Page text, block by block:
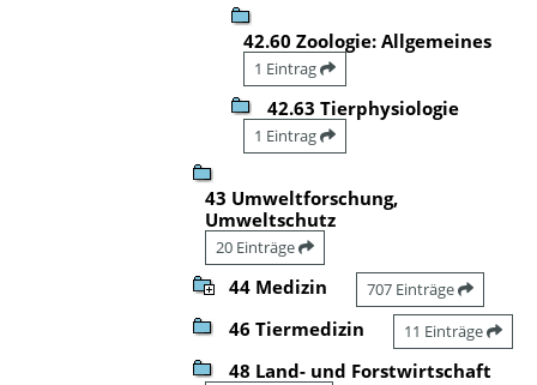
42.60 Zoologie: Allgemeines
1 Eintrag
42.63 Tierphysiologie
1 Eintrag
43 Umweltforschung,
Umweltschutz
20 Einträge
44 Medizin 707 Einträge
46 Tiermedizin 11 Einträge
48 Land- und Forstwirtschaft